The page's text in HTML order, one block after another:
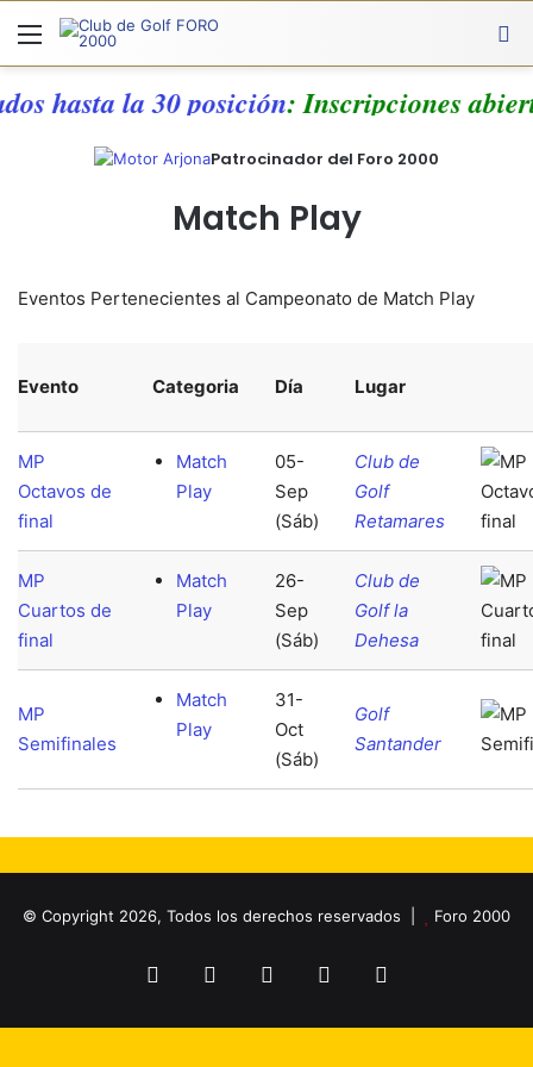
Menú
hasta la 30 posición: Inscripciones
Patrocinador del Foro 2000
Match Play
Eventos Pertenecientes al Campeonato de Match Play
Evento Categoria Día Lugar
MP
Octavos de
final
Match
Play
05-
Sep
(Sáb)
Club de
Golf
Retamares
MP
Cuartos de
final
Match
Play
26-
Sep
(Sáb)
Club de
Golf la
Dehesa
MP
Semifinales
Match
Play
31-
Oct
(Sáb)
Golf
Santander
© Copyright 2026, Todos los derechos reservados | Foro 2000
Facebook Flickr YouTube